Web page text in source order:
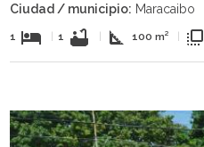
Ciudad / municipio: Maracaibo
1 hotel 1 bathtub square_foot 100 m² flip_to_front